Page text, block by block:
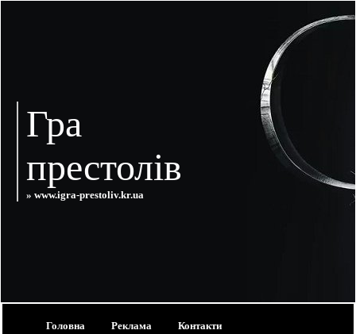
Гра
престолів
» www.igra-prestoliv.kr.ua
Головна Реклама Контакти